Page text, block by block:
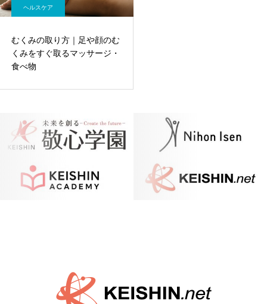
ヘルスケア
むくみの取り方｜足や顔のむ
くみをすぐ取るマッサージ・
食べ物